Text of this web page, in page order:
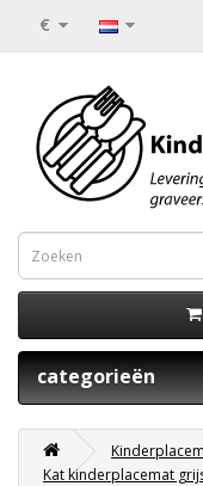
€
categorieën
Kat kinderplacemat